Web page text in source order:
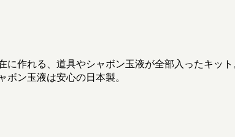
作れる、道具やシャボン玉液が全部入ったキッ
ン玉液は安心の日本製。